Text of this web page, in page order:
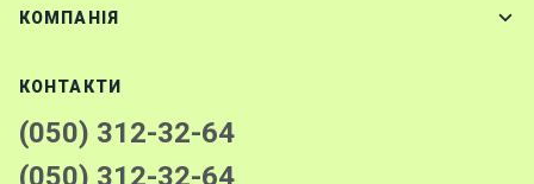
КОМПАНІЯ
КОНТАКТИ
(050) 312-32-64
(050) 312-32-64